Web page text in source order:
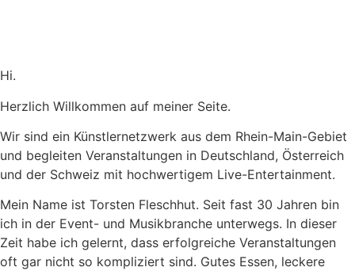
Hi.
Herzlich Willkommen auf meiner Seite.
Wir sind ein Künstlernetzwerk aus dem Rhein-Main-Gebiet
und begleiten Veranstaltungen in Deutschland, Österreich
und der Schweiz mit hochwertigem Live-Entertainment.
Mein Name ist Torsten Fleschhut. Seit fast 30 Jahren bin
ich in der Event- und Musikbranche unterwegs. In dieser
Zeit habe ich gelernt, dass erfolgreiche Veranstaltungen
oft gar nicht so kompliziert sind. Gutes Essen, leckere